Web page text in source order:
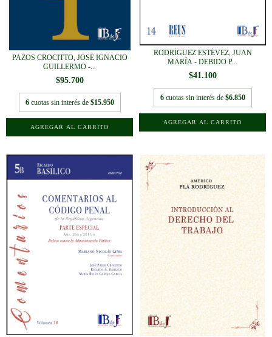
PAZOS CROCITTO, JOSÉ IGNACIO
GUILLERMO -...
$95.700
6 cuotas sin interés de $15.950
RODRÍGUEZ ESTÉVEZ, JUAN
MARÍA - DEBIDO P...
$41.100
6 cuotas sin interés de $6.850